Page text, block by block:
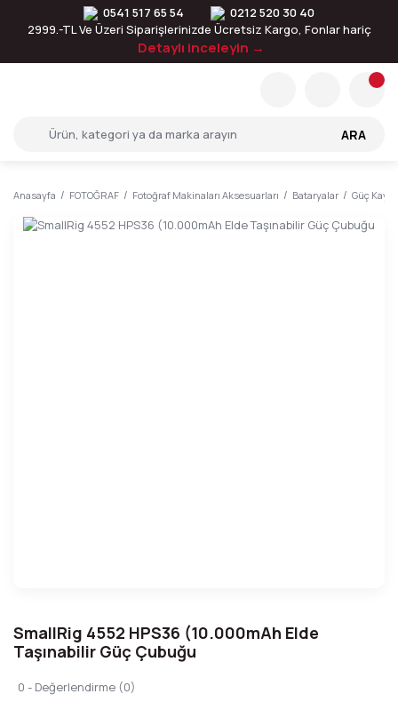
0541 517 65 54
0212 520 30 40
2999.-TL Ve Üzeri Siparişlerinizde Ücretsiz Kargo, Fonlar hariç
Detaylı inceleyin →
ARA
Anasayfa FOTOĞRAF Fotoğraf Makinaları Aksesuarları Bataryalar Güç
SmallRig 4552 HPS36 (10.000mAh Elde
Taşınabilir Güç Çubuğu
0 - Değerlendirme (0)